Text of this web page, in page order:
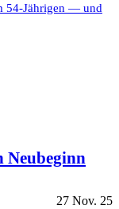
54-Jährigen — und
Neubeginn
27 Nov. 25